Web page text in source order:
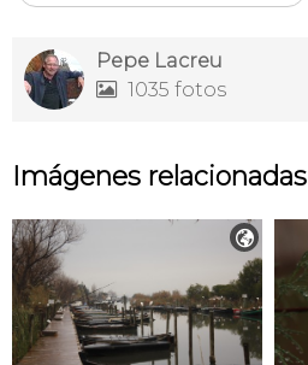
Pepe Lacreu
 1035 fotos
Imágenes relacionadas
